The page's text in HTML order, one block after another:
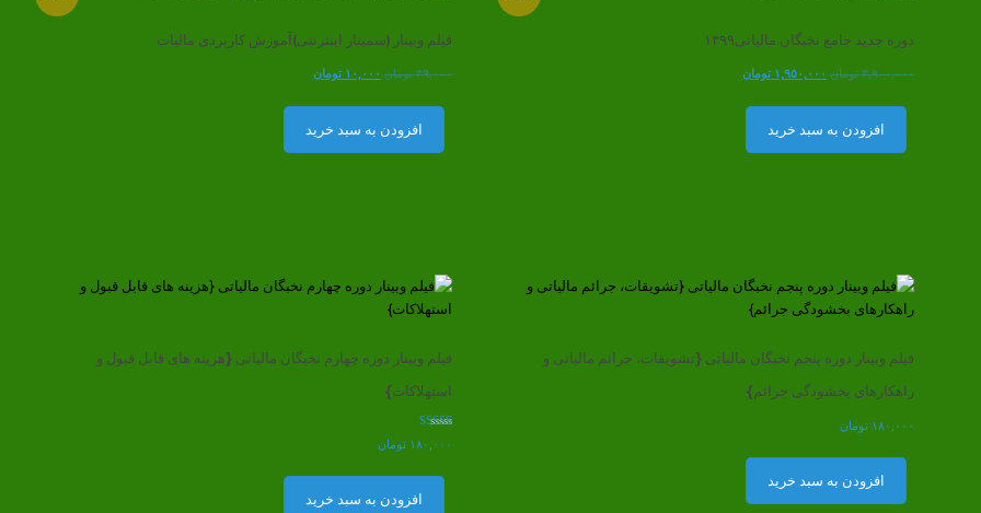
دوره جدید جامع نخبگان مالیاتی۱۳۹۹
۳,۹۰۰,۰۰۰ تومان قیمت
۱,۹۵۰,۰۰۰ تومانقیمت
افزودن به سبد خرید
فیلم وبینار (سمینار اینترنتی)آموزش کاربردی مالیات
۴۹,۰۰۰ تومان قیمت
۱۰,۰۰۰ تومانقیمت
افزودن به سبد خرید
فیلم وبینار دوره پنجم نخبگان مالیاتی {تشویقات، جرائم مالیاتی و
راهکارهای بخشودگی جرائم}
۱۸۰,۰۰۰ تومان
افزودن به سبد خرید
فیلم وبینار دوره چهارم نخبگان مالیاتی {هزینه های قابل قبول و
استهلاکات}
5.00
۱۸۰,۰۰۰ تومان
افزودن به سبد خرید